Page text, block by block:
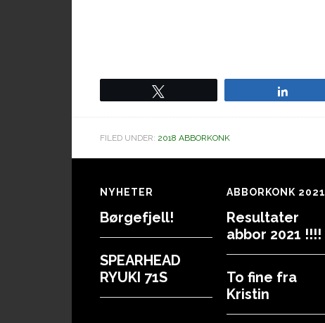
FILED UNDER: 2018 ABBORKONK
Footer
NYHETER
Børgefjell!
SPEARHEAD
RYUKI 71S
ABBORKONK 2021
Resultater
abbor 2021 !!!!
To fine fra
Kristin